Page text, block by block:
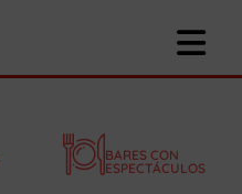
BARES CON
ESPECTÁCULOS